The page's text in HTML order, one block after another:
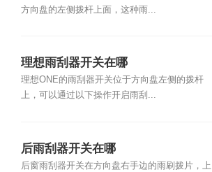
方向盘的左侧拨杆上面，这种雨...
理想雨刮器开关在哪
理想ONE的雨刮器开关位于方向盘左侧的拨杆
上，可以通过以下操作开启雨刮...
后雨刮器开关在哪
后窗雨刮器开关在方向盘右手边的雨刷拨片，上